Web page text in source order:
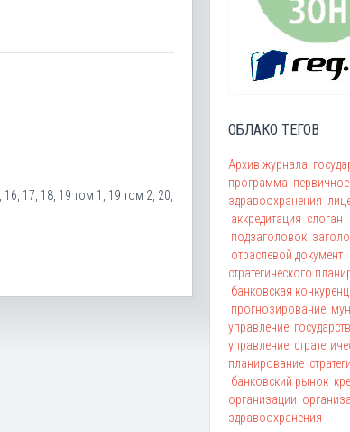
17, 18, 19 том 1, 19 том 2, 20,
ОБЛАКО ТЕГОВ
Архив журнала
программа
здравоохранения
аккредитация слоган
подзаголовок
отраслевой документ
стратегического
банковская
прогнозирование
управление
управление
планирование
банковский рынок
организации
здравоохранения